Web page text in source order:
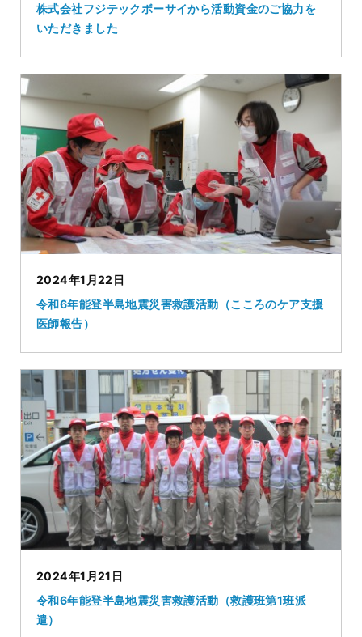
株式会社フジテックボーサイから活動資金のご協力を
いただきました
2024年1月22日
令和6年能登半島地震災害救護活動（こころのケア支援
医師報告）
2024年1月21日
令和6年能登半島地震災害救護活動（救護班第1班派
遣）